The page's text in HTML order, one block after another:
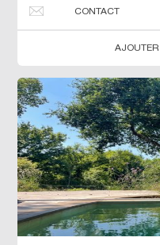
CONTACT